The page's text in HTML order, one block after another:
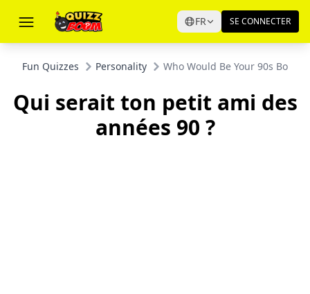
FR SE CONNECTER
Fun Quizzes Personality Who Would Be Your 90s
Qui serait ton petit ami des
années 90 ?